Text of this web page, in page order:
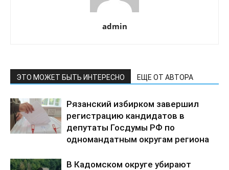
admin
ЭТО МОЖЕТ БЫТЬ ИНТЕРЕСНО ЕЩЕ ОТ АВТОРА
Рязанский избирком завершил
регистрацию кандидатов в
депутаты Госдумы РФ по
одномандатным округам региона
В Кадомском округе убирают